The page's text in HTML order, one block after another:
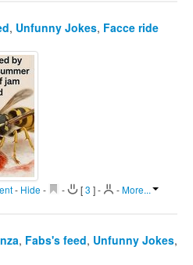
, Unfunny Jokes, Facce ride
- Hide - - [3 ]- -More...
, Fabs's feed, Unfunny Jokes,